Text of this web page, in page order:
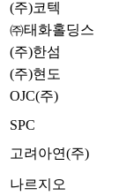
(주)코텍
㈜태화홀딩스
(주)한섬
(주)현도
OJC(주)
SPC
고려아연(주)
나르지오